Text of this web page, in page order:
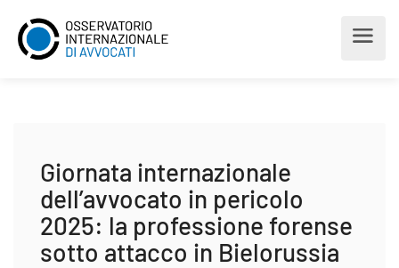
Giornata internazionale
dell’avvocato in pericolo
2025: la professione forense
sotto attacco in Bielorussia